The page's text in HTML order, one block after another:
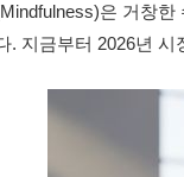
은 거창
. 지금부터 2026년